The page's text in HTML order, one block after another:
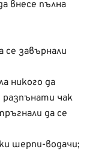
внесе пълна
се завърнали
никого да
разпънати чак
да се
шерпи-водачи;